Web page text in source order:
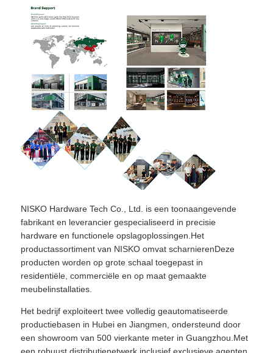
NISKO Hardware Tech Co., Ltd. is een toonaangevende
fabrikant en leverancier gespecialiseerd in precisie
hardware en functionele opslagoplossingen.Het
productassortiment van NISKO omvat scharnierenDeze
producten worden op grote schaal toegepast in
residentiële, commerciële en op maat gemaakte
meubelinstallaties.
Het bedrijf exploiteert twee volledig geautomatiseerde
productiebasen in Hubei en Jiangmen, ondersteund door
een showroom van 500 vierkante meter in Guangzhou.Met